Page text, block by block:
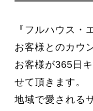
『フルハウス
お客様とのカウ
お客様が365日
せて頂きます。
地域で愛される